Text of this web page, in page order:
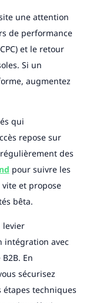
une attention
de performance
et le retour
Si un
augmentez
qui
repose sur
des
pour suivre les
vite et propose
bêta.
levier
intégration avec
En
sécurisez
étapes techniques